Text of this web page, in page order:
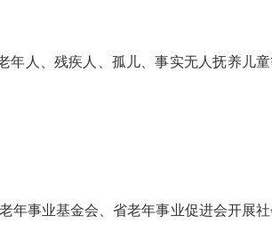
年人、残疾人、孤儿、事实无人抚养儿
年事业基金会、省老年事业促进会开展社